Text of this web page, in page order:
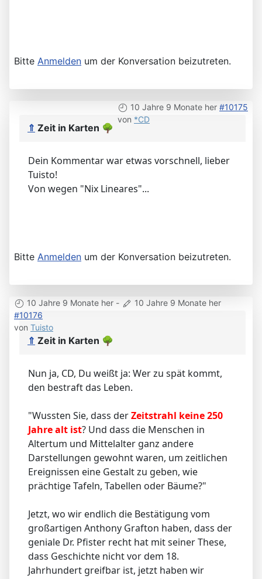
Bitte Anmelden um der Konversation beizutreten.
10 Jahre 9 Monate her #10175
von *CD
⇑ Zeit in Karten 🌳
Dein Kommentar war etwas vorschnell, lieber
Tuisto!
Von wegen "Nix Lineares"...
Bitte Anmelden um der Konversation beizutreten.
10 Jahre 9 Monate her -
10 Jahre 9 Monate her
#10176
von Tuisto
⇑ Zeit in Karten 🌳
Nun ja, CD, Du weißt ja: Wer zu spät kommt,
den bestraft das Leben.
"Wussten Sie, dass derZeitstrahl keine 250
Jahre alt ist? Und dass die Menschen in
Altertum und Mittelalter ganz andere
Darstellungen gewohnt waren, um zeitlichen
Ereignissen eine Gestalt zu geben, wie
prächtige Tafeln, Tabellen oder Bäume?"
Jetzt, wo wir endlich die Bestätigung vom
großartigen Anthony Grafton haben, dass der
geniale Dr. Pfister recht hat mit seiner These,
dass Geschichte nicht vor dem 18.
Jahrhundert greifbar ist, jetzt haben wir